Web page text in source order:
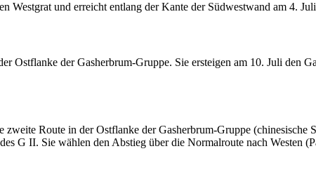
Westgrat und erreicht entlang der Kante der Südwestwand am 4.
Ostflanke der Gasherbrum-Gruppe. Sie ersteigen am 10. Juli den
Route in der Ostflanke der Gasherbrum-Gruppe (chinesische
G II. Sie wählen den Abstieg über die Normalroute nach Westen